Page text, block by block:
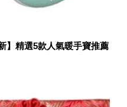
】精選5款人氣暖手寶推薦